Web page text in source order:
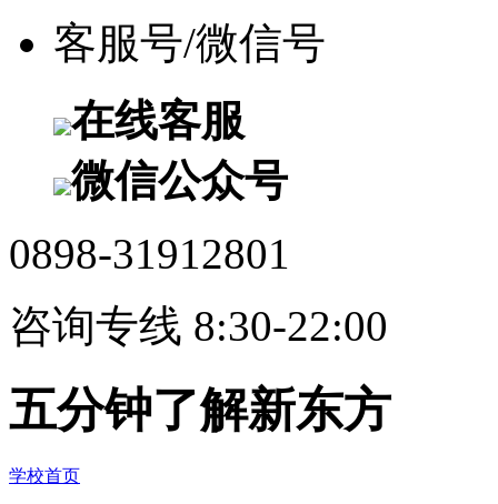
客服号/微信号
在线客服
微信公众号
0898-31912801
咨询专线 8:30-22:00
五分钟了解新东方
学校首页